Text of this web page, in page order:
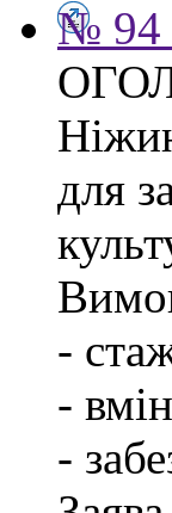
№ 94
для
-
-
-